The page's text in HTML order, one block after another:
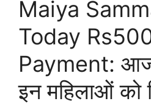
Maiya
Today
Payment:
इन महिलाओं